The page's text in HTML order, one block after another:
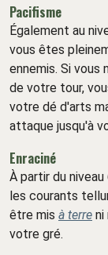
Pacifisme
Également au
vous êtes
ennemis. Si vous
de votre tour,
votre dé d'arts
attaque jusqu'à
Enraciné
À partir du
les courants
être mis à terre ni
votre gré.